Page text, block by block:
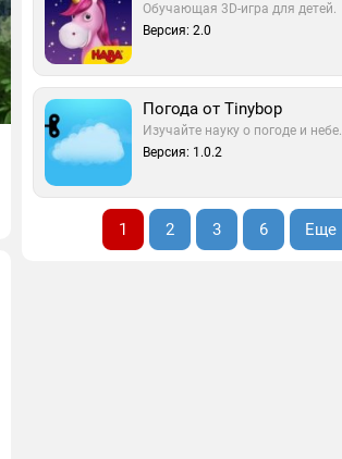
Обучающая 3D-игра для детей.
Версия: 2.0
Погода от Tinybop
Изучайте науку о погоде и небе.
Версия: 1.0.2
1 2 3 6 Еще